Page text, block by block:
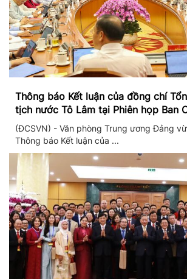
Thông báo Kết luận của đồng chí
tịch nước Tô Lâm tại Phiên họp Ban
ương thực hiện Nghị quyết 57
(ĐCSVN) - Văn phòng Trung ương Đảng
Thông báo Kết luận của ...